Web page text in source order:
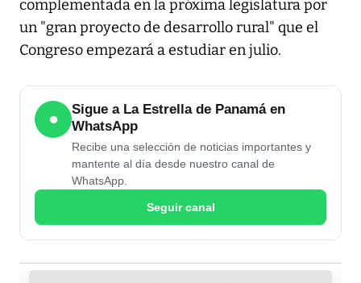
complementada en la próxima legislatura por
un "gran proyecto de desarrollo rural" que el
Congreso empezará a estudiar en julio.
●
Sigue a La Estrella de Panamá en
WhatsApp
Recibe una selección de noticias importantes y
mantente al día desde nuestro canal de
WhatsApp.
Seguir canal